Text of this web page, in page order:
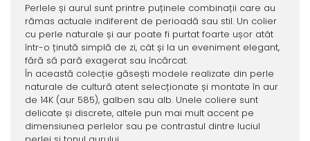
Perlele și aurul sunt printre puținele combinații care au
rămas actuale indiferent de perioadă sau stil. Un colier
cu perle naturale și aur poate fi purtat foarte ușor atât
într-o ținută simplă de zi, cât și la un eveniment elegant,
fără să pară exagerat sau încărcat.
În această colecție găsești modele realizate din perle
naturale de cultură atent selecționate și montate în aur
de 14K (aur 585), galben sau alb. Unele coliere sunt
delicate și discrete, altele pun mai mult accent pe
dimensiunea perlelor sau pe contrastul dintre luciul